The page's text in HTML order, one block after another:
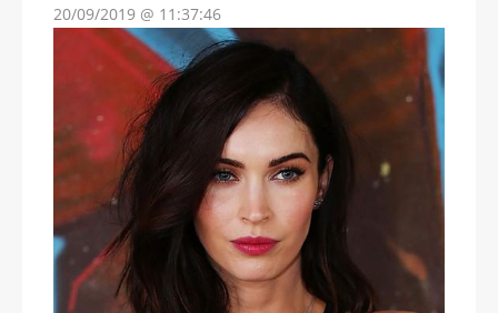
20/09/2019 @ 11:37:46